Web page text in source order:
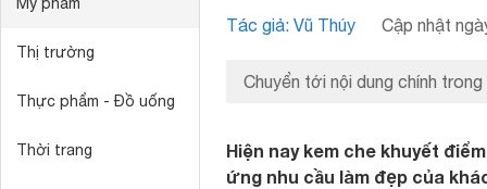
Thị trường
Thực phẩm - Đồ uống
Thời trang
Tác giả: Vũ Thúy Cập nhật
Chuyển tới nội dung chính trong
Hiện nay kem che khuyết
ứng nhu cầu làm đẹp của